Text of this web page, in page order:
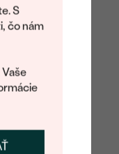
S
čo nám
Eppi.
vám
kód na